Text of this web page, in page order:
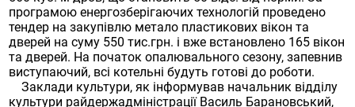
програмою енергозберігаючих технологій проведено
тендер на закупівлю метало пластикових вікон та
дверей на суму 550 тис.грн. і вже встановлено 165 вікон
та дверей. На початок опалювального сезону, запевнив
виступаючий, всі котельні будуть готові до роботи.
Заклади культури, як інформував начальник відділу
культури райдержадміністрації Василь Барановський,